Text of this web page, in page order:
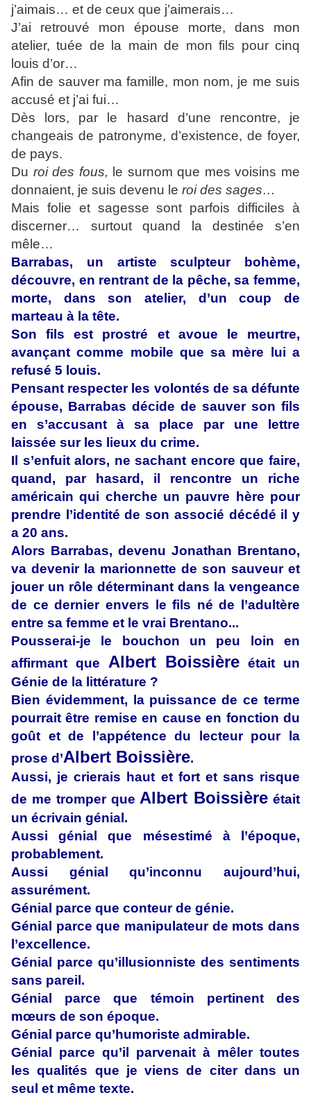
j’aimais… et de ceux que j’aimerais…
J’ai retrouvé mon épouse morte, dans mon
atelier, tuée de la main de mon fils pour cinq
louis d’or…
Afin de sauver ma famille, mon nom, je me suis
accusé et j’ai fui…
Dès lors, par le hasard d’une rencontre, je
changeais de patronyme, d’existence, de foyer,
de pays.
Du roi des fous, le surnom que mes voisins me
donnaient, je suis devenu le roi des sages…
Mais folie et sagesse sont parfois difficiles à
discerner… surtout quand la destinée s’en
mêle…
Barrabas, un artiste sculpteur bohème,
découvre, en rentrant de la pêche, sa femme,
morte, dans son atelier, d’un coup de
marteau à la tête.
Son fils est prostré et avoue le meurtre,
avançant comme mobile que sa mère lui a
refusé 5 louis.
Pensant respecter les volontés de sa défunte
épouse, Barrabas décide de sauver son fils
en s’accusant à sa place par une lettre
laissée sur les lieux du crime.
Il s’enfuit alors, ne sachant encore que faire,
quand, par hasard, il rencontre un riche
américain qui cherche un pauvre hère pour
prendre l’identité de son associé décédé il y
a 20 ans.
Alors Barrabas, devenu Jonathan Brentano,
va devenir la marionnette de son sauveur et
jouer un rôle déterminant dans la vengeance
de ce dernier envers le fils né de l’adultère
entre sa femme et le vrai Brentano...
Pousserai-je le bouchon un peu loin en
affirmant que Albert Boissière était un
Génie de la littérature ?
Bien évidemment, la puissance de ce terme
pourrait être remise en cause en fonction du
goût et de l’appétence du lecteur pour la
prose d’Albert Boissière.
Aussi, je crierais haut et fort et sans risque
de me tromper que Albert Boissière était
un écrivain génial.
Aussi génial que mésestimé à l’époque,
probablement.
Aussi génial qu’inconnu aujourd’hui,
assurément.
Génial parce que conteur de génie.
Génial parce que manipulateur de mots dans
l’excellence.
Génial parce qu’illusionniste des sentiments
sans pareil.
Génial parce que témoin pertinent des
mœurs de son époque.
Génial parce qu’humoriste admirable.
Génial parce qu’il parvenait à mêler toutes
les qualités que je viens de citer dans un
seul et même texte.